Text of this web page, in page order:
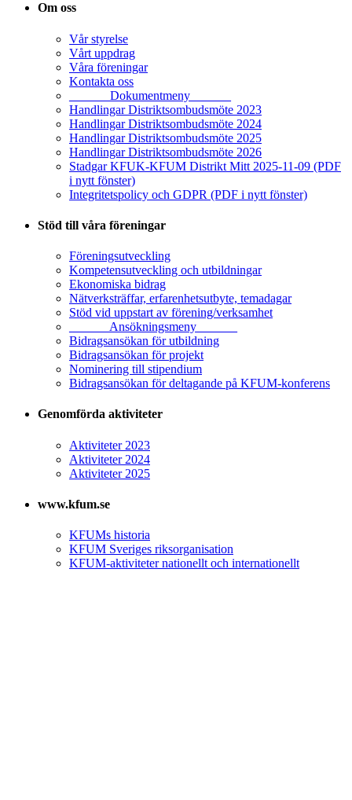
Om oss
Vår styrelse
Vårt uppdrag
Våra föreningar
Kontakta oss
______ Dokumentmeny ______
Handlingar Distriktsombudsmöte 2023
Handlingar Distriktsombudsmöte 2024
Handlingar Distriktsombudsmöte 2025
Handlingar Distriktsombudsmöte 2026
Stadgar KFUK-KFUM Distrikt Mitt 2025-11-09 (PDF
i nytt fönster)
Integritetspolicy och GDPR (PDF i nytt fönster)
Stöd till våra föreningar
Föreningsutveckling
Kompetensutveckling och utbildningar
Ekonomiska bidrag
Nätverksträffar, erfarenhetsutbyte, temadagar
Stöd vid uppstart av förening/verksamhet
______ Ansökningsmeny ______
Bidragsansökan för utbildning
Bidragsansökan för projekt
Nominering till stipendium
Bidragsansökan för deltagande på KFUM-konferens
Genomförda aktiviteter
Aktiviteter 2023
Aktiviteter 2024
Aktiviteter 2025
www.kfum.se
KFUMs historia
KFUM Sveriges riksorganisation
KFUM-aktiviteter nationellt och internationellt